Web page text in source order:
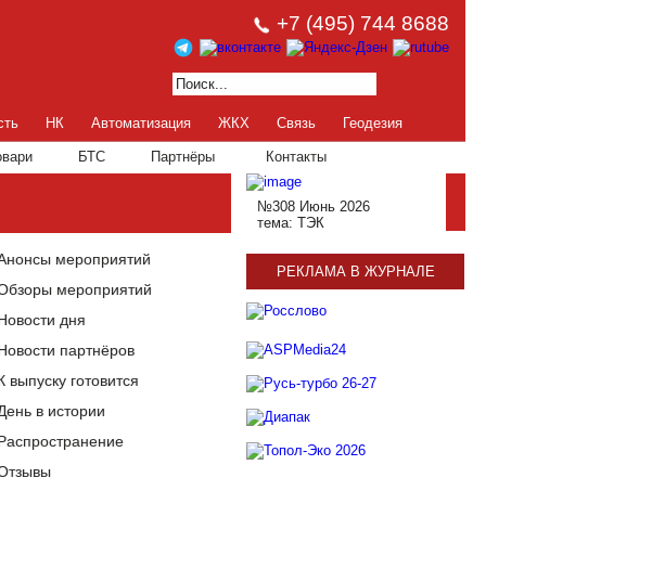
+7 (495) 744 8688
НК Автоматизация ЖКХ Связь Геодезия
БТС Партнёры Контакты
мероприятий
мероприятий
дня
партнёров
выпуску готовится
в истории
№308 Июнь 2026
тема: ТЭК
РЕКЛАМА В ЖУРНАЛЕ